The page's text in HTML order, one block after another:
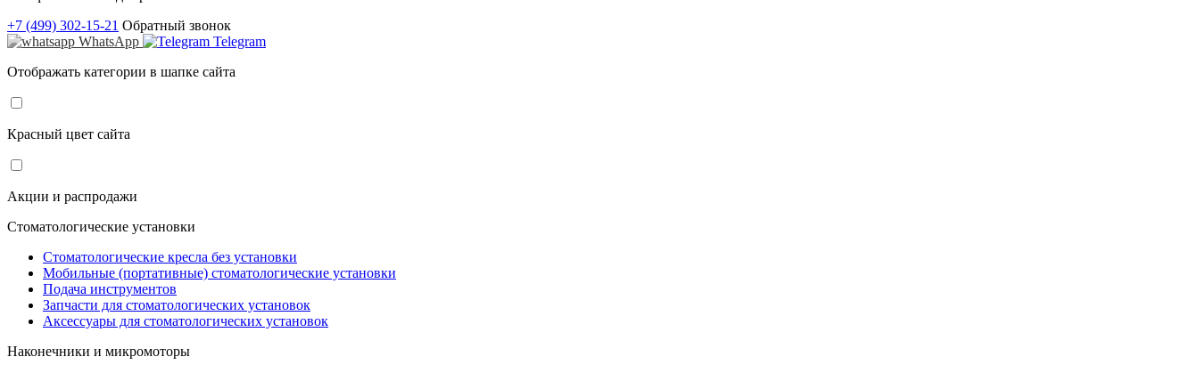
+7 (499) 302-15-21 Обратный звонок
WhatsApp
Telegram
Отображать категории в шапке сайта
Красный цвет сайта
Акции и распродажи
Стоматологические установки
Стоматологические кресла без установки
Мобильные (портативные) стоматологические установки
Подача инструментов
Запчасти для стоматологических установок
Аксессуары для стоматологических установок
Наконечники и микромоторы